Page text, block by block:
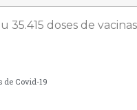
doses de
de Covid-19